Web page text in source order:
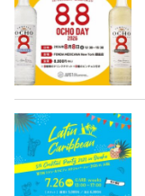
メキシコ料理
メキシコ旅行
メキシコの記念日